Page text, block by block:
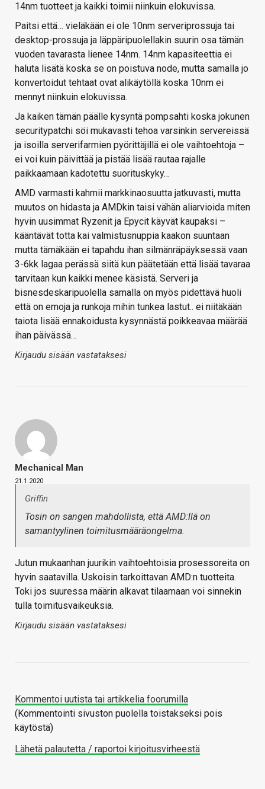
14nm tuotteet ja kaikki toimii niinkuin elokuvissa.
Paitsi että… vieläkään ei ole 10nm serveriprossuja tai
desktop-prossuja ja läppäripuolellakin suurin osa tämän
vuoden tavarasta lienee 14nm. 14nm kapasiteettia ei
haluta lisätä koska se on poistuva node, mutta samalla jo
konvertoidut tehtaat ovat alikäytöllä koska 10nm ei
mennyt niinkuin elokuvissa.
Ja kaiken tämän päälle kysyntä pompsahti koska jokunen
securitypatchi söi mukavasti tehoa varsinkin servereissä
ja isoilla serverifarmien pyörittäjillä ei ole vaihtoehtoja –
ei voi kuin päivittää ja pistää lisää rautaa rajalle
paikkaamaan kadotettu suorituskyky…
AMD varmasti kahmii markkinaosuutta jatkuvasti, mutta
muutos on hidasta ja AMDkin taisi vähän aliarvioida miten
hyvin uusimmat Ryzenit ja Epycit käyvät kaupaksi –
kääntävät totta kai valmistusnuppia kaakon suuntaan
mutta tämäkään ei tapahdu ihan silmänräpäyksessä vaan
3-6kk lagaa perässä siitä kun päätetään että lisää tavaraa
tarvitaan kun kaikki menee käsistä. Serveri ja
bisnesdeskaripuolella samalla on myös pidettävä huoli
että on emoja ja runkoja mihin tunkea lastut.. ei niitäkään
taiota lisää ennakoidusta kysynnästä poikkeavaa määrää
ihan päivässä…
Kirjaudu sisään vastataksesi
Mechanical Man
21.1.2020
Griffin
Tosin on sangen mahdollista, että AMD:llä on
samantyylinen toimitusmääräongelma.
Jutun mukaanhan juurikin vaihtoehtoisia prosessoreita on
hyvin saatavilla. Uskoisin tarkoittavan AMD:n tuotteita.
Toki jos suuressa määrin alkavat tilaamaan voi sinnekin
tulla toimitusvaikeuksia.
Kirjaudu sisään vastataksesi
Kommentoi uutista tai artikkelia foorumilla
(Kommentointi sivuston puolella toistakseksi pois
käytöstä)
Lähetä palautetta / raportoi kirjoitusvirheestä